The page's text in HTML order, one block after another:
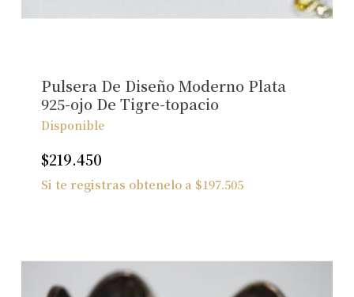
No hay productos en el carrito.
Pulsera De Diseño Moderno Plata
925-ojo De Tigre-topacio
Disponible
$219.450
Si te registras obtenelo a $197.505